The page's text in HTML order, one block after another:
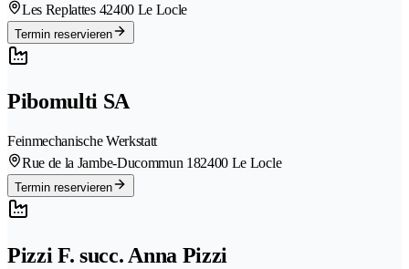
Les Replattes 42400 Le Locle
Termin reservieren
Pibomulti SA
Feinmechanische Werkstatt
Rue de la Jambe-Ducommun 182400 Le Locle
Termin reservieren
Pizzi F. succ. Anna Pizzi